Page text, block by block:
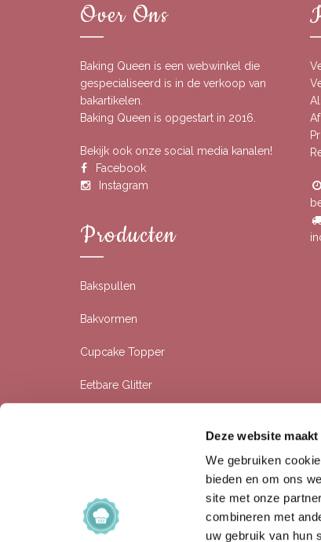
Deze website
We gebruiken
bieden en om ons
site met onze
combineren met
uw gebruik van hun
Over Ons
Baking Queen is een webwinkel die
gespecialiseerd is in de verkoop van
bakartikelen.
Baking Queen is opgestart in 2016.
Bekijk ook onze social media kanalen!
Facebook
Instagram
Producten
Bakspullen
Bakvormen
Cupcake Topper
Eetbare Glitter
Sprinkles